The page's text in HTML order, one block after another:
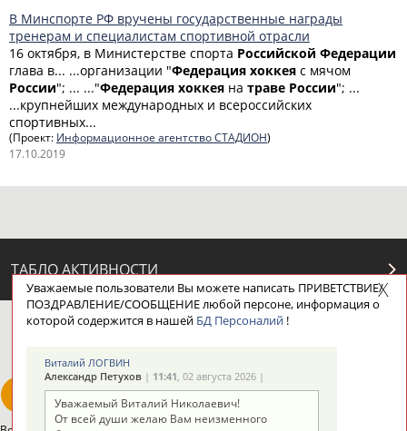
В Минспорте РФ вручены государственные награды
тренерам и специалистам спортивной отрасли
16 октября, в Министерстве спорта Российской Федерации
глава в... ...организации "Федерация хоккея с мячом
России"; ... ..."Федерация хоккея на траве России"; ...
...крупнейших международных и всероссийских
спортивных...
(Проект: Информационное агентство СТАДИОН)
17.10.2019
ТАБЛО АКТИВНОСТИ
ЦЕЛИ ПРОЕКТА НАШИ КНОПКИ
Уважаемые пользователи Вы можете написать ПРИВЕТСТВИЕ/
ПОЗДРАВЛЕНИЕ/СООБЩЕНИЕ любой персоне, информация о
которой содержится в нашей БД Персоналий!
Виталий ЛОГВИН
Александр Петухов| 11:41, 02 августа 2026 |
Уважаемый Виталий Николаевич!
От всей души желаю Вам неизменного